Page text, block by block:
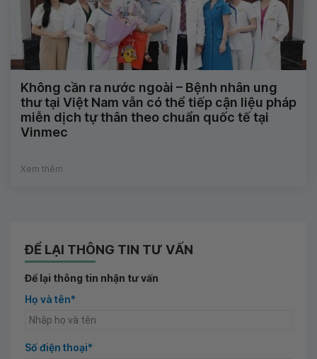
Không cần ra nước ngoài – Bệnh nhân ung
thư tại Việt Nam vẫn có thể tiếp cận liệu pháp
miễn dịch tự thân theo chuẩn quốc tế tại
Vinmec
Xem thêm
ĐỂ LẠI THÔNG TIN TƯ VẤN
Để lại thông tin nhận tư vấn
Họ và tên*
Số điện thoại*